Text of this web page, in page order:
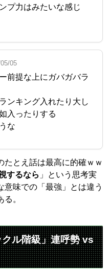
プ力はみたいな感じ
05
前提な上にガバガバラ
ンキング入れたり大し
入ったりする
な
たとえ話は最高に的確ｗｗ
するなら 」という思考実
味での「最強」とは違う
。
ル階級」連呼勢 vs